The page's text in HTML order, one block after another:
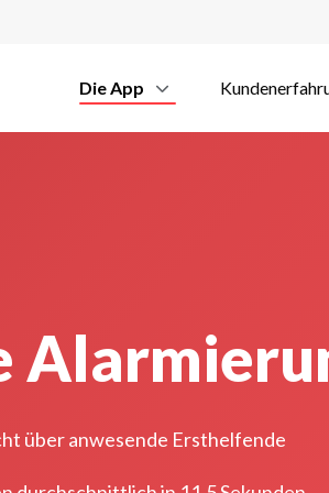
Die App
über anwesende Ersthelfende